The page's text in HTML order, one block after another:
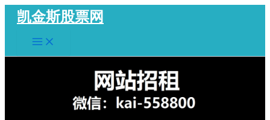
容
凯金斯股票网
Main
Menu